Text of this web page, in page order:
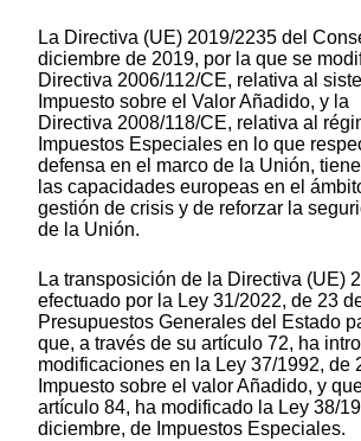
La Directiva (UE) 2019/2235 del
diciembre de 2019, por la que se
Directiva 2006/112/CE, relativa al
Impuesto sobre el Valor Añadido, y la
Directiva 2008/118/CE, relativa al
Impuestos Especiales en lo que
defensa en el marco de la Unión,
las capacidades europeas en el
gestión de crisis y de reforzar la
de la Unión.
La transposición de la Directiva (UE)
efectuado por la Ley 31/2022, de 23
Presupuestos Generales del Estado
que, a través de su artículo 72, ha
modificaciones en la Ley 37/1992, de
Impuesto sobre el valor Añadido, y
artículo 84, ha modificado la Ley 38/
diciembre, de Impuestos Especiales.